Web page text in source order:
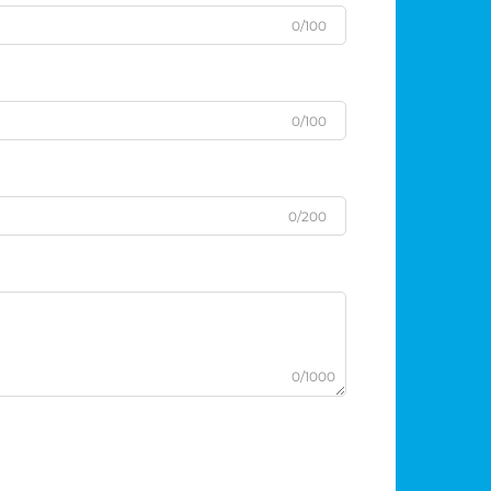
0/100
0/100
0/200
0/1000